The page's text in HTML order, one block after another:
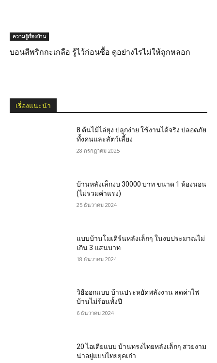
ความรู้เรื่องบ้าน
บอนสีพริก​กะ​เกลือ รู้ไว้ก่อนซื้อ ดูอย่างไรไม่ให้ถูกหลอก
เรื่องแนะนำ
8 ต้นไม้ไล่ยุง ปลูกง่าย ใช้งานได้จริง ปลอดภัย
ทั้งคนและสัตว์เลี้ยง
28 กรกฎาคม 2025
บ้านหลังเล็กงบ 30000 บาท ขนาด 1 ห้องนอน
(ไม่รวมค่าแรง)
25 ธันวาคม 2024
แบบบ้านโมเดิร์นหลังเล็กๆ ในงบประมาณไม่
เกิน 3 แสนบาท
18 ธันวาคม 2024
วิธีออกแบบ บ้านประหยัดพลังงาน ลดค่าไฟ
บ้านไม่ร้อนทั้งปี
6 ธันวาคม 2024
20 ไอเดียแบบ บ้านทรงไทยหลังเล็กๆ สวยงาม
น่าอยู่แบบไทยยุคเก่า